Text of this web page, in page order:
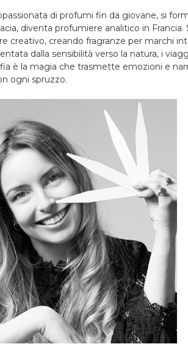
di profumi fin da giovane, si
diventa profumiere analitico in
creativo, creando fragranze per marchi
dalla sensibilità verso la natura, i
è la magia che trasmette emozioni e
ogni spruzzo.